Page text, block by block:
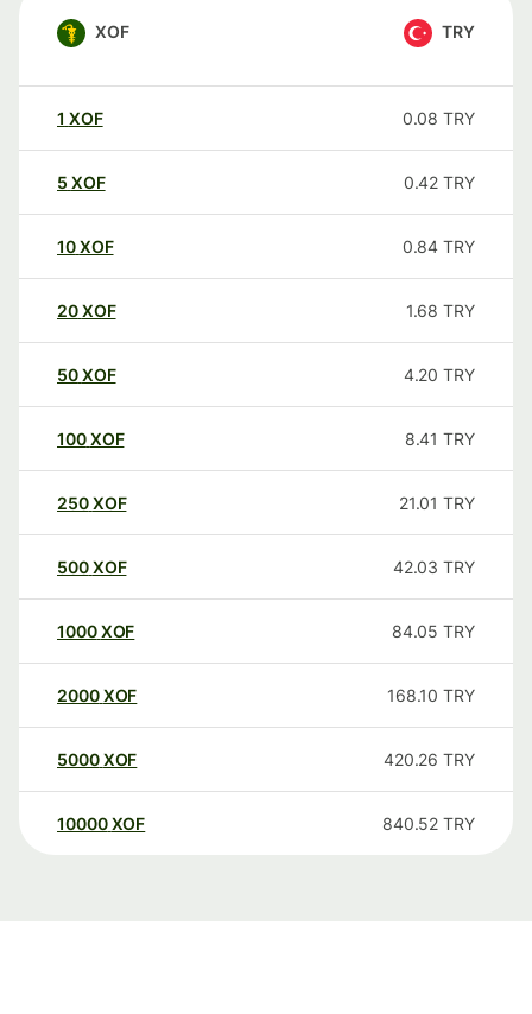
XOF TRY
1 XOF 0.08 TRY
5 XOF 0.42 TRY
10XOF 0.84 TRY
20XOF 1.68 TRY
50XOF 4.20 TRY
100XOF 8.41 TRY
250XOF 21.01 TRY
500XOF 42.03 TRY
1000XOF 84.05 TRY
2000XOF 168.10 TRY
5000XOF 420.26 TRY
10000 XOF 840.52 TRY